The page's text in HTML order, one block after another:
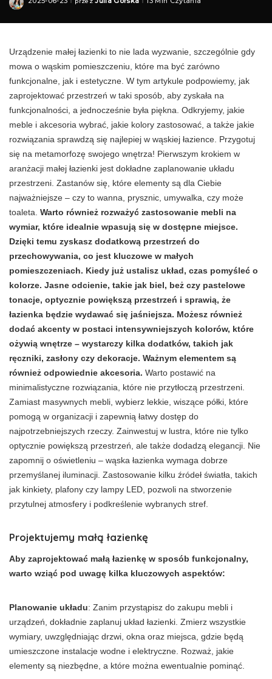
Posted
Urządzenie małej łazienki to nie lada wyzwanie, szczególnie gdy
mowa o wąskim pomieszczeniu, które ma być zarówno
funkcjonalne, jak i estetyczne. W tym artykule podpowiemy, jak
zaprojektować przestrzeń w taki sposób, aby zyskała na
funkcjonalności, a jednocześnie była piękna. Odkryjemy, jakie
meble i akcesoria wybrać, jakie kolory zastosować, a także jakie
rozwiązania sprawdzą się najlepiej w wąskiej łazience. Przygotuj
się na metamorfozę swojego wnętrza! Pierwszym krokiem w
aranżacji małej łazienki jest dokładne zaplanowanie układu
przestrzeni. Zastanów się, które elementy są dla Ciebie
najważniejsze – czy to wanna, prysznic, umywalka, czy może
toaleta. Warto również rozważyć zastosowanie mebli na
wymiar, które idealnie wpasują się w dostępne miejsce.
Dzięki temu zyskasz dodatkową przestrzeń do
przechowywania, co jest kluczowe w małych
pomieszczeniach. Kiedy już ustalisz układ, czas pomyśleć o
kolorze. Jasne odcienie, takie jak biel, beż czy pastelowe
tonacje, optycznie powiększą przestrzeń i sprawią, że
łazienka będzie wydawać się jaśniejsza. Możesz również
dodać akcenty w postaci intensywniejszych kolorów, które
ożywią wnętrze – wystarczy kilka dodatków, takich jak
ręczniki, zasłony czy dekoracje. Ważnym elementem są
również odpowiednie akcesoria. Warto postawić na
minimalistyczne rozwiązania, które nie przytłoczą przestrzeni.
Zamiast masywnych mebli, wybierz lekkie, wiszące półki, które
pomogą w organizacji i zapewnią łatwy dostęp do
najpotrzebniejszych rzeczy. Zainwestuj w lustra, które nie tylko
optycznie powiększą przestrzeń, ale także dodadzą elegancji. Nie
zapomnij o oświetleniu – wąska łazienka wymaga dobrze
przemyślanej iluminacji. Zastosowanie kilku źródeł światła, takich
jak kinkiety, plafony czy lampy LED, pozwoli na stworzenie
przytulnej atmosfery i podkreślenie wybranych stref.
Projektujemy małą łazienkę
Aby zaprojektować małą łazienkę w sposób funkcjonalny,
warto wziąć pod uwagę kilka kluczowych aspektów:
Planowanie układu: Zanim przystąpisz do zakupu mebli i
urządzeń, dokładnie zaplanuj układ łazienki. Zmierz wszystkie
wymiary, uwzględniając drzwi, okna oraz miejsca, gdzie będą
umieszczone instalacje wodne i elektryczne. Rozważ, jakie
elementy są niezbędne, a które można ewentualnie pominąć.